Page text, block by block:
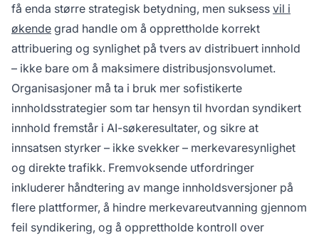
få enda større strategisk betydning, men suksess vil i
økende grad handle om å opprettholde korrekt
attribuering og synlighet på tvers av distribuert innhold
– ikke bare om å maksimere distribusjonsvolumet.
Organisasjoner må ta i bruk mer sofistikerte
innholdsstrategier som tar hensyn til hvordan syndikert
innhold fremstår i AI-søkeresultater, og sikre at
innsatsen styrker – ikke svekker – merkevaresynlighet
og direkte trafikk. Fremvoksende utfordringer
inkluderer håndtering av mange innholdsversjoner på
flere plattformer, å hindre merkevareutvanning gjennom
feil syndikering, og å opprettholde kontroll over